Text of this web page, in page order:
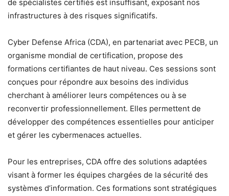
de spécialistes certifiés est insuffisant, exposant nos
infrastructures à des risques significatifs.
Cyber Defense Africa (CDA), en partenariat avec PECB, un
organisme mondial de certification, propose des
formations certifiantes de haut niveau. Ces sessions sont
conçues pour répondre aux besoins des individus
cherchant à améliorer leurs compétences ou à se
reconvertir professionnellement. Elles permettent de
développer des compétences essentielles pour anticiper
et gérer les cybermenaces actuelles.
Pour les entreprises, CDA offre des solutions adaptées
visant à former les équipes chargées de la sécurité des
systèmes d’information. Ces formations sont stratégiques